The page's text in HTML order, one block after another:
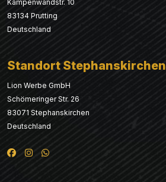
Kampenwandstr. 10
83134 Prutting
Deutschland
Standort Stephanskirchen
Lion Werbe GmbH
Schömeringer Str. 26
83071 Stephanskirchen
Deutschland